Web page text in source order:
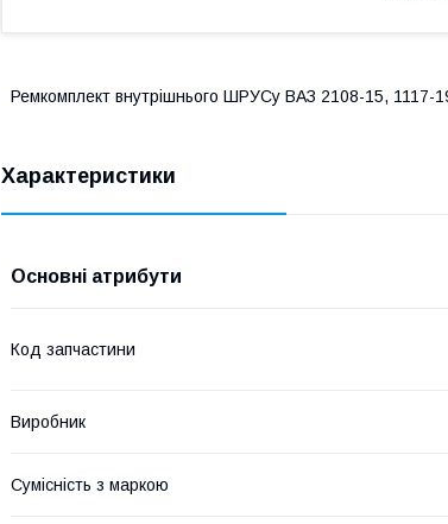
Ремкомплект внутрішнього ШРУСу ВАЗ 2108-15, 1117-
Характеристики
Основні атрибути
Код запчастини
Виробник
Сумісність з маркою